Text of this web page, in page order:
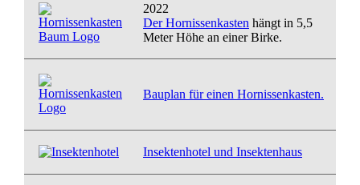
2022
Der Hornissenkasten hängt in 5,5
Meter Höhe an einer Birke.
Bauplan für einen Hornissenkasten.
Insektenhotel und Insektenhaus